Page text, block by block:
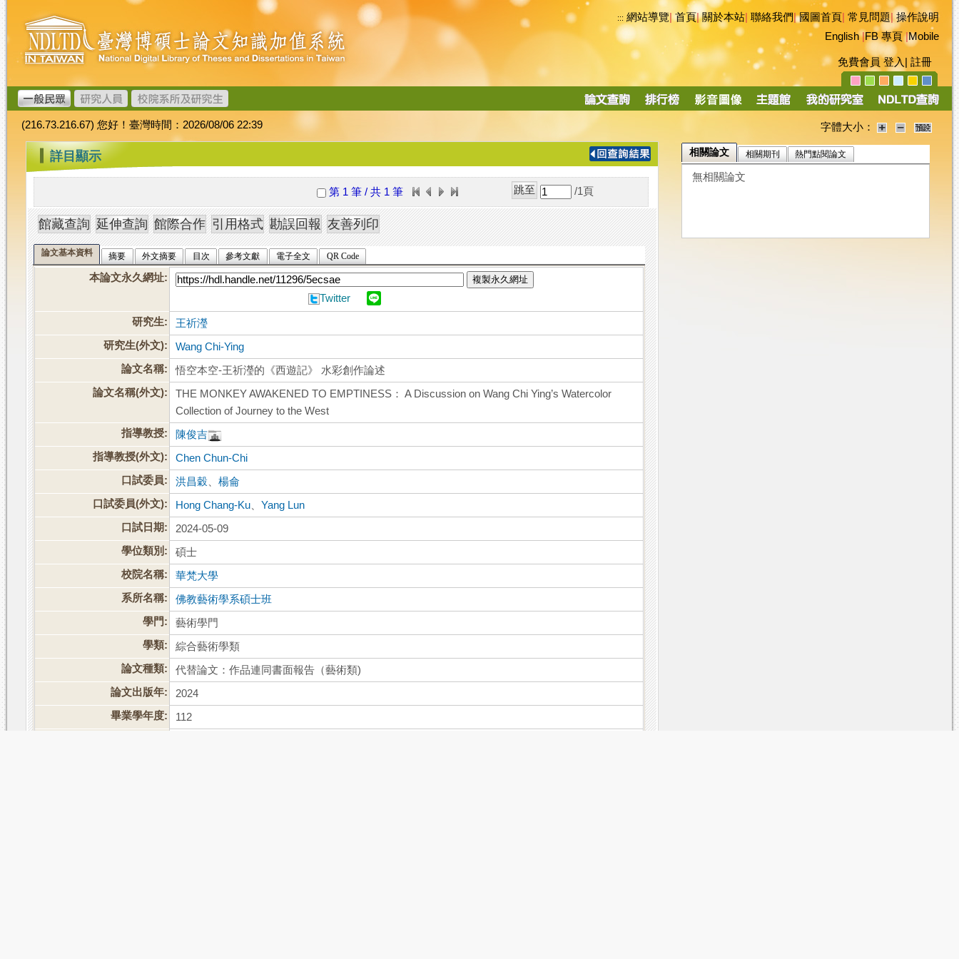
跳
到
主
要
內
容
臺
灣
博
碩
士
論
文
加
值
系
統
::: 網站導覽|首頁|關於本站 聯絡我們|國圖首頁 常見問題|操作說明
English|FB 專頁|Mobile
免費會員 登入 註冊
導
(216.73.216.67) 您好！臺灣時間：2026/08/06 22:39 字體大小：
::: 詳目顯示
第 1 筆 / 共 1 筆 /1 頁
論文基本資料 摘要 外文摘要 目次 參考文獻 電子全文 QR Code
本論文永久網址: 複製永久網址
Twitter
研究生:
王祈瀅
研究生(外文):
Wang Chi-Ying
論文名稱:
悟空本空-王祈瀅的《西遊記》 水彩創作論述
論文名稱(外文):
THE MONKEY AWAKENED TO EMPTINESS： A Discussion on Wang Chi Ying’s Watercolor
Collection of Journey to the West
指導教授:
陳俊吉
指導教授(外文):
Chen Chun-Chi
口試委員:
洪昌穀 、楊侖
口試委員(外文):
Hong Chang-Ku 、Yang Lun
口試日期:
2024-05-09
學位類別:
碩士
校院名稱:
華梵大學
系所名稱:
佛教藝術學系碩士班
學門:
藝術學門
學類:
綜合藝術學類
論文種類:
代替論文：作品連同書面報告（藝術類)
論文出版年:
2024
畢業學年度:
112
相關論文 相關期刊 熱門點閱論文
無相關論文